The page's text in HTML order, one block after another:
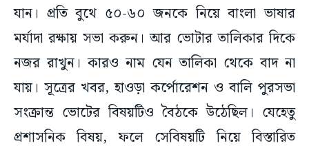
যান। প্রতি বুথে ৫০-৬০ জনকে নিয়ে বাংলা ভাষার
মর্যাদা রক্ষায় সভা করুন। আর ভোটার তালিকার দিকে
নজর রাখুন। কারও নাম যেন তালিকা থেকে বাদ না
যায়। সূত্রের খবর, হাওড়া কর্পোরেশন ও বালি পুরসভা
সংক্রান্ত ভোটের বিষয়টিও বৈঠকে উঠেছিল। যেহেতু
প্রশাসনিক বিষয়, ফলে সেবিষয়টি নিয়ে বিস্তারিত